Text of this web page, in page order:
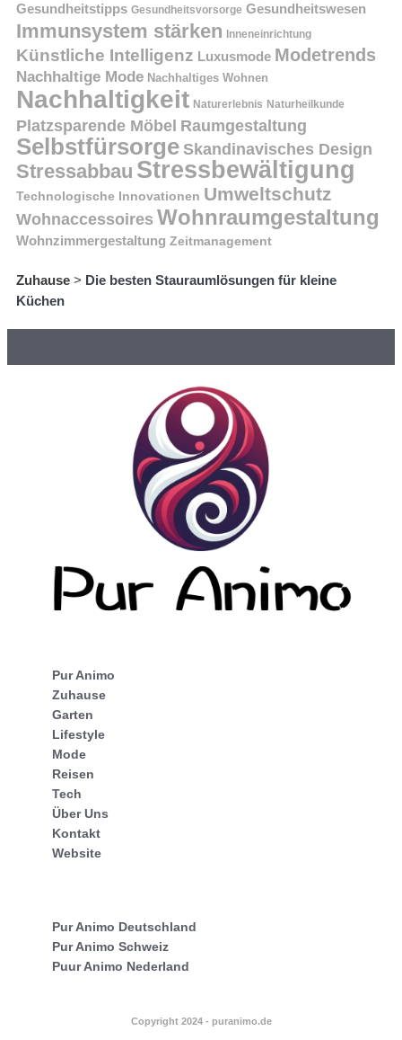
Gesundheitstipps Gesundheitsvorsorge Gesundheitswesen
Immunsystem stärken Inneneinrichtung
Künstliche Intelligenz Luxusmode Modetrends
Nachhaltige Mode Nachhaltiges Wohnen
Nachhaltigkeit Naturerlebnis Naturheilkunde
Platzsparende Möbel Raumgestaltung
Selbstfürsorge Skandinavisches Design
Stressabbau Stressbewältigung
Technologische Innovationen Umweltschutz
Wohnaccessoires Wohnraumgestaltung
Wohnzimmergestaltung Zeitmanagement
Zuhause > Die besten Stauraumlösungen für kleine
Küchen
Pur Animo
Zuhause
Garten
Lifestyle
Mode
Reisen
Tech
Über Uns
Kontakt
Website
Pur Animo Deutschland
Pur Animo Schweiz
Puur Animo Nederland
Copyright 2024 - puranimo.de